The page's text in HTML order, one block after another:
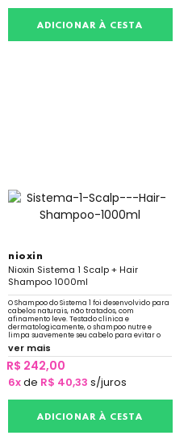
ADICIONAR À CESTA
nioxin
Nioxin Sistema 1 Scalp + Hair
Shampoo 1000ml
O Shampoo do Sistema 1 foi desenvolvido para
cabelos naturais, não tratados, com
afinamento leve. Testado clínica e
dermatologicamente, o shampoo nutre e
limpa suavemente seu cabelo para evitar o
sebo que obstrui os folículos.
ver mais
R$ 242,00
6xde R$ 40,33 s/juros
ADICIONAR À CESTA